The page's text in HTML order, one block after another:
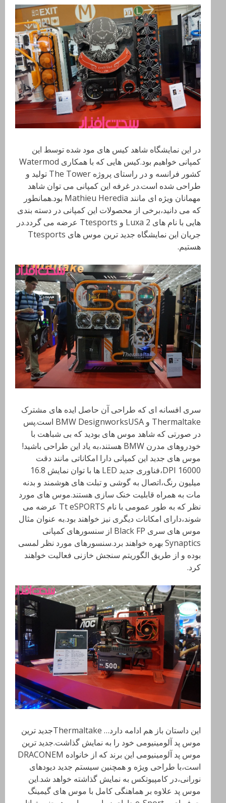
در این نمایشگاه شاهد کیس های مود شده توسط این
کمپانی خواهیم بود.کیس هایی که با همکاری Watermod
کشور فرانسه و در راستای پروژه The Tower تولید و
طراحی شده است.در غرفه این کمپانی می توان شاهد
مهمانان ویژه ای مانند Mathieu Heredia بود.همانطور
که می دانید،برخی از محصولات این کمپانی در دسته بندی
هایی با نام های Luxa 2 و Ttesports عرضه می گردد.در
جریان این نمایشگاه جدید ترین موس های Ttesports
هستیم.
سری افسانه ای که طراحی آن حاصل ایده های مشترک
Thermaltake و BMW DesignworksUSA است.پس
در صورتی که شاهد موس های بودید که بی شباهت با
خودروهای مدرن BMW هستند،به یاد این طراحی باشید!
موس های جدید این کمپانی دارا امکاناتی مانند دقت
16000 DPI،فناوری جدید LED
ها با توان نمایش 16.8
میلیون رنگ،اتصال به گوشی و تبلت های هوشمند و بدنه
مات به همراه قابلیت خنک سازی هستند.موس های مورد
نظر که به طور عمومی با نام Tt eSPORTS عرضه می
شوند،دارای امکانات دیگری نیز خواهند بود.به عنوان مثال
موس های سری Black FP از سنسورهای کمپانی
Synaptics بهره خواهند برد.سنسورهای مورد نظر لمسی
بوده و از طریق الگوریتم سنجش خازنی فعالیت خواهند
کرد.
این داستان باز هم ادامه دارد… Thermaltakeجدید ترین
موس پد آلومینیومی خود را به نمایش گذاشت.جدید ترین
موس پد آلومینیومی این برند که از خانواده DRACONEM
است،با طراحی ویژه و همچنین سیستم جدید دیودهای
نورانی،در کامپیوتکس به نمایش گذاشته خواهد شد.این
موس پد علاوه بر هماهنگی کامل با موس های گیمینگ